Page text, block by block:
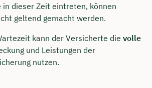
in dieser Zeit eintreten, können
geltend gemacht werden.
kann der Versicherte die volle
und Leistungen der
nutzen.